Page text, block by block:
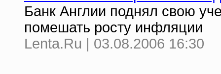
Банк Англии поднял свою
помешать росту инфляции
Lenta.Ru | 03.08.2006 16:30